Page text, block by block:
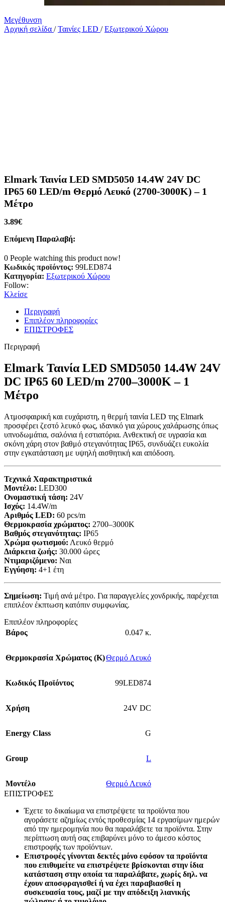
Μεγέθυνση
Αρχική σελίδα / Ταινίες LED / Εξωτερικού Χώρου
Elmark Ταινία LED SMD5050 14.4W 24V DC
IP65 60 LED/m Θερμό Λευκό (2700-3000K) – 1
Μέτρο
3.89€
Επόμενη Παραλαβή:
0 People watching this product now!
Κωδικός προϊόντος: 99LED874
Κατηγορία: Εξωτερικού Χώρου
Follow:
Κλείσε
Περιγραφή
Επιπλέον πληροφορίες
ΕΠΙΣΤΡΟΦΕΣ
Περιγραφή
Elmark Ταινία LED SMD5050 14.4W 24V
DC IP65 60 LED/m 2700–3000K – 1
Μέτρο
Ατμοσφαιρική και ευχάριστη, η θερμή ταινία LED της Elmark
προσφέρει ζεστό λευκό φως, ιδανικό για χώρους χαλάρωσης όπως
υπνοδωμάτια, σαλόνια ή εστιατόρια. Ανθεκτική σε υγρασία και
σκόνη χάρη στον βαθμό στεγανότητας IP65, συνδυάζει ευκολία
στην εγκατάσταση με υψηλή αισθητική και απόδοση.
Τεχνικά Χαρακτηριστικά
Μοντέλο: LED300
Ονομαστική τάση: 24V
Ισχύς: 14.4W/m
Αριθμός LED: 60 pcs/m
Θερμοκρασία χρώματος: 2700–3000K
Βαθμός στεγανότητας: IP65
Χρώμα φωτισμού: Λευκό θερμό
Διάρκεια ζωής: 30.000 ώρες
Ντιμαριζόμενο: Ναι
Εγγύηση: 4+1 έτη
Σημείωση: Τιμή ανά μέτρο. Για παραγγελίες χονδρικής, παρέχεται
επιπλέον έκπτωση κατόπιν συμφωνίας.
Επιπλέον πληροφορίες
Βάρος
0.047 κ.
Θερμοκρασία Χρώματος (Κ)Θερμό Λευκό
Κωδικός Προϊόντος 99LED874
Χρήση 24V DC
Energy Class G
Group L
Mοντέλο
Θερμό Λευκό
ΕΠΙΣΤΡΟΦΕΣ
Έχετε το δικαίωμα να επιστρέψετε τα προϊόντα που
αγοράσετε αζημίως εντός προθεσμίας 14 εργασίμων ημερών
από την ημερομηνία που θα παραλάβετε τα προϊόντα. Στην
περίπτωση αυτή σας επιβαρύνει μόνο το άμεσο κόστος
επιστροφής των προϊόντων.
Επιστροφές γίνονται δεκτές μόνο εφόσον τα προϊόντα
που επιθυμείτε να επιστρέψετε βρίσκονται στην ίδια
κατάσταση στην οποία τα παραλάβατε, χωρίς δηλ. να
έχουν αποσφραγισθεί ή να έχει παραβιασθεί η
συσκευασία τους, μαζί με την απόδειξη λιανικής